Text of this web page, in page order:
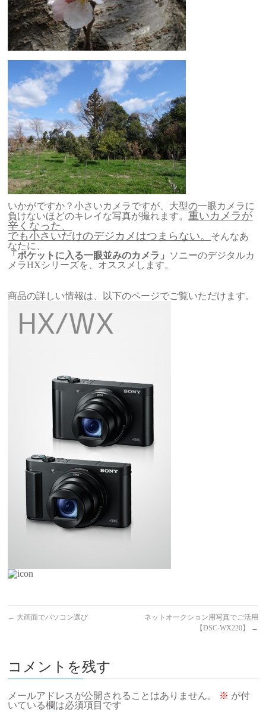
いかがですか？小さいカメラですが、大型の一眼カメラに
負けないほどのキレイな写真が撮れます。重いカメラが
辛くなった、
でも小さいだけのデジカメはつまらない。
そんなあ
なたに、
「ポケットに入る一眼並みのカメラ」 ソニーのデジタルカ
メラHXシリーズを、オススメします。
商品の詳しい情報は、以下のページでご覧いただけます。
← 大画面でパソコン選び
ネットオークション用写真でご活用
【DSC-WX220】
→
コメントを残す
メールアドレスが公開されることはありません。 ※ が付
いている欄は必須項目です